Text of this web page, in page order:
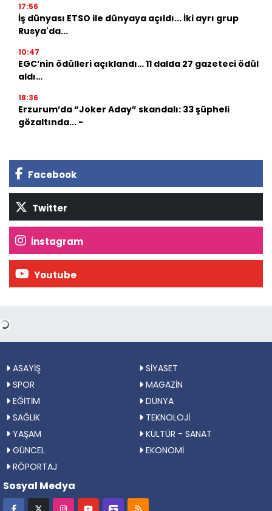
17:56
İş dünyası ETSO ile dünyaya açıldı... İki ayrı grup
Rusya'da...
10:47
EGC’nin ödülleri açıklandı… 11 dalda 27 gazeteci ödül
aldı…
18:36
Erzurum’da “Joker Aday” skandalı: 33 şüpheli
gözaltında... -
Facebook
Twitter
İnstagram
Youtube
ASAYİŞ
SİYASET
SPOR
MAGAZİN
EĞİTİM
DÜNYA
SAĞLIK
TEKNOLOJİ
YAŞAM
KÜLTÜR - SANAT
GÜNCEL
EKONOMİ
RÖPORTAJ
Sosyal Medya